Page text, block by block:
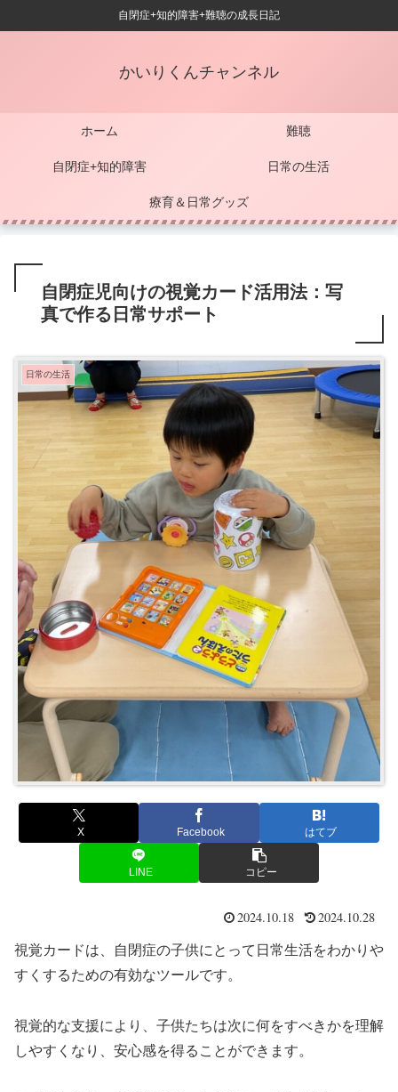
自閉症+知的障害+難聴の成長日記
かいりくんチャンネル
ホーム 難聴
自閉症+知的障害 日常の生活
療育＆日常グッズ
自閉症児向けの視覚カード活用法：写
真で作る日常サポート
日常の生活
X Facebook はてブ
LINE コピー
2024.10.18 2024.10.28
視覚カードは、自閉症の子供にとって日常生活をわかりや
すくするための有効なツールです。
視覚的な支援により、子供たちは次に何をすべきかを理解
しやすくなり、安心感を得ることができます。